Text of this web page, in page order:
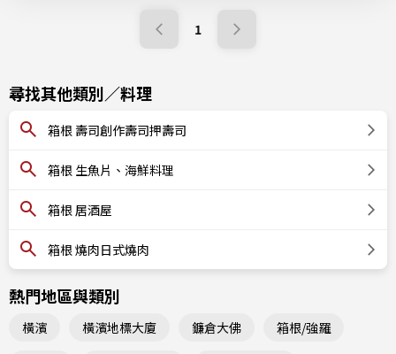
1
尋找其他類別／料理
箱根 壽司創作壽司押壽司
箱根 生魚片、海鮮料理
箱根 居酒屋
箱根 燒肉日式燒肉
熱門地區與類別
橫濱 橫濱地標大廈 鐮倉大佛 箱根/強羅